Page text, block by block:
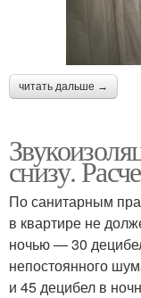
читать дальше →
снизу.
По санитарным
в квартире не
ночью — 30
непостоянного
и 45 децибел в